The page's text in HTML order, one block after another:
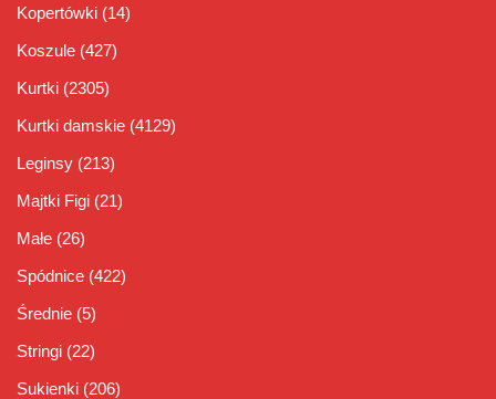
Kopertówki (14)
Koszule (427)
Kurtki (2305)
Kurtki damskie (4129)
Leginsy (213)
Majtki Figi (21)
Małe (26)
Spódnice (422)
Średnie (5)
Stringi (22)
Sukienki (206)